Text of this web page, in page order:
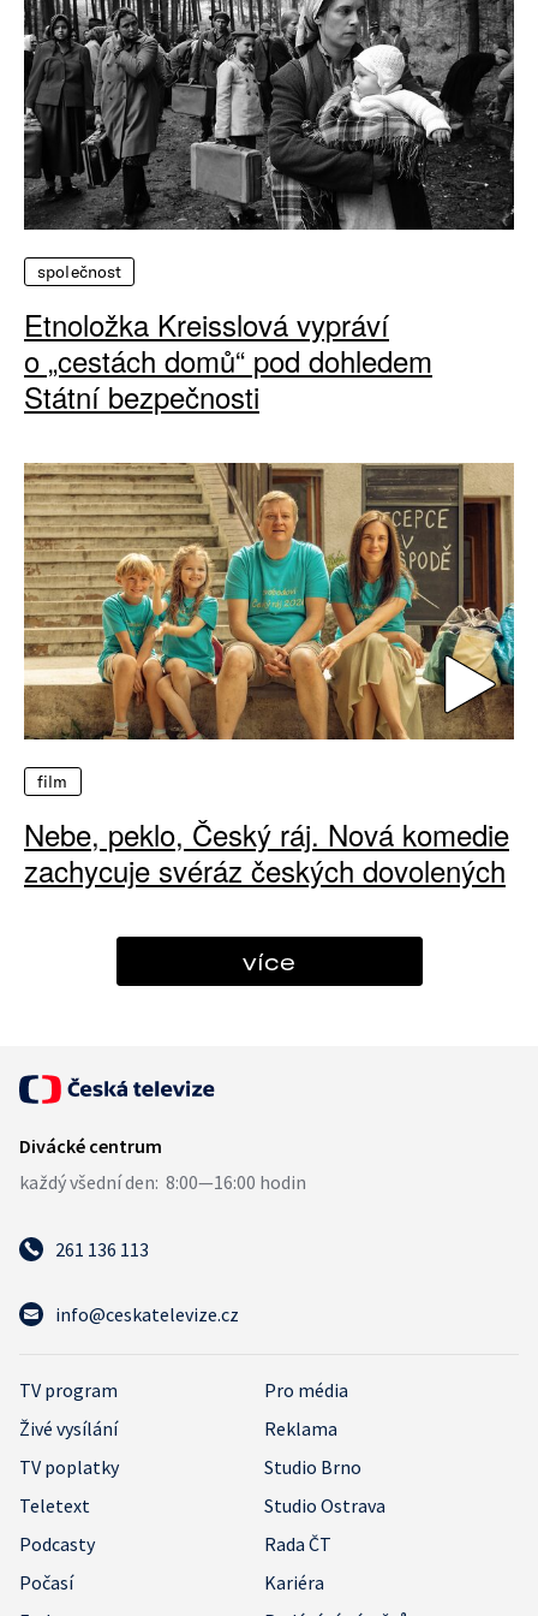
společnost
Etnoložka Kreisslová vypráví
o „cestách domů“ pod dohledem
Státní bezpečnosti
film
Nebe, peklo, Český ráj. Nová komedie
zachycuje svéráz českých dovolených
více
261 136 113
info@ceskatelevize.cz
TV program
Pro média
Živé vysílání
Reklama
TV poplatky
Studio Brno
Teletext
Studio Ostrava
Podcasty
Rada ČT
Počasí
Kariéra